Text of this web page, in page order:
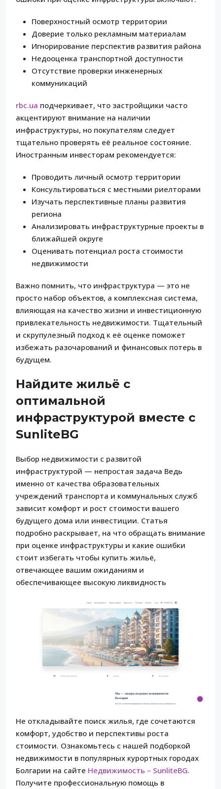
Поверхностный осмотр территории
Доверие только рекламным материалам
Игнорирование перспектив развития района
Недооценка транспортной доступности
Отсутствие проверки инженерных
коммуникаций
rbc.ua подчеркивает, что застройщики часто
акцентируют внимание на наличии
инфраструктуры, но покупателям следует
тщательно проверять её реальное состояние.
Иностранным инвесторам рекомендуется:
Проводить личный осмотр территории
Консультироваться с местными риелторами
Изучать перспективные планы развития
региона
Анализировать инфраструктурные проекты в
ближайшей округе
Оценивать потенциал роста стоимости
недвижимости
Важно помнить, что инфраструктура — это не
просто набор объектов, а комплексная система,
влияющая на качество жизни и инвестиционную
привлекательность недвижимости. Тщательный
и скрупулезный подход к её оценке поможет
избежать разочарований и финансовых потерь в
будущем.
Найдите жильё с
оптимальной
инфраструктурой вместе с
SunliteBG
Выбор недвижимости с развитой
инфраструктурой — непростая задача Ведь
именно от качества образовательных
учреждений транспорта и коммунальных служб
зависит комфорт и рост стоимости вашего
будущего дома или инвестиции. Статья
подробно раскрывает, на что обращать внимание
при оценке инфраструктуры и какие ошибки
стоит избегать чтобы купить жильё,
отвечающее вашим ожиданиям и
обеспечивающее высокую ликвидность
Не откладывайте поиск жилья, где сочетаются
комфорт, удобство и перспективы роста
стоимости. Ознакомьтесь с нашей подборкой
недвижимости в популярных курортных городах
Болгарии на сайте Недвижимость – SunliteBG.
Получите профессиональную помощь в